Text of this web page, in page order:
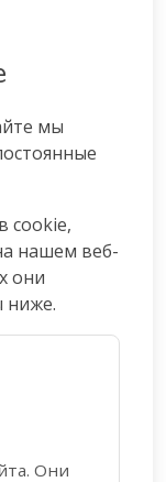
мы
cookie,
нашем веб-
они
ниже.
Они